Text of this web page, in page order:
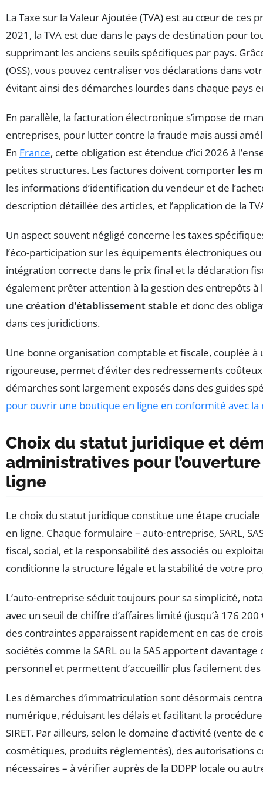
La Taxe sur la Valeur Ajoutée (TVA) est au cœur de ces
2021, la TVA est due dans le pays de destination pour
supprimant les anciens seuils spécifiques par pays.
(OSS), vous pouvez centraliser vos déclarations dans
évitant ainsi des démarches lourdes dans chaque pays
En parallèle, la facturation électronique s’impose de
entreprises, pour lutter contre la fraude mais aussi
En France, cette obligation est étendue d’ici 2026 à
petites structures. Les factures doivent comporter les
les informations d’identification du vendeur et de
description détaillée des articles, et l’application de la
Un aspect souvent négligé concerne les taxes
l’éco-participation sur les équipements électroniques
intégration correcte dans le prix final et la déclaration
également prêter attention à la gestion des entrepôts à
une création d’établissement stable et donc des
dans ces juridictions.
Une bonne organisation comptable et fiscale, couplée
rigoureuse, permet d’éviter des redressements
démarches sont largement exposés dans des guides
pour ouvrir une boutique en ligne en conformité avec
Choix du statut juridique et
administratives pour
ligne
Le choix du statut juridique constitue une étape
en ligne. Chaque formulaire – auto-entreprise, SARL,
fiscal, social, et la responsabilité des associés ou
conditionne la structure légale et la stabilité de votre
L’auto-entreprise séduit toujours pour sa simplicité,
avec un seuil de chiffre d’affaires limité (jusqu’à 176
des contraintes apparaissent rapidement en cas de
sociétés comme la SARL ou la SAS apportent
personnel et permettent d’accueillir plus facilement
Les démarches d’immatriculation sont désormais
numérique, réduisant les délais et facilitant la
SIRET. Par ailleurs, selon le domaine d’activité (vente
cosmétiques, produits réglementés), des autorisations
nécessaires – à vérifier auprès de la DDPP locale ou